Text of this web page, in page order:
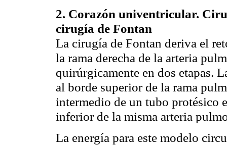
2. Corazón univentricular.
cirugía de Fontan
La cirugía de Fontan deriva el
la rama derecha de la arteria
quirúrgicamente en dos etapas.
al borde superior de la rama
intermedio de un tubo protésico
inferior de la misma arteria
La energía para este modelo